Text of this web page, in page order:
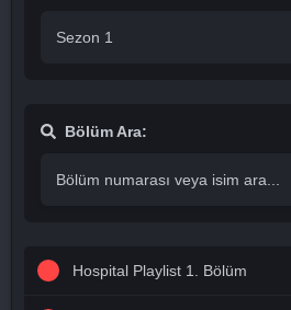
Sezon 1
Bölüm Ara:
Hospital Playlist 1. Bölüm